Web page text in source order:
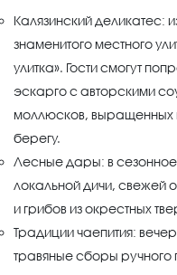
Калязинский деликатес:
знаменитого местного
улитка». Гости смогут
эскарго с авторскими
моллюсков, выращенных
берегу.
Лесные дары: в
локальной дичи, свежей
и грибов из окрестных
Традиции чаепития:
травяные сборы